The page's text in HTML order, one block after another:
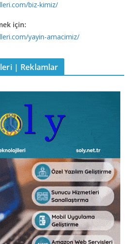
biz-kimiz/
için:
yayin-amacimiz/
| Reklamlar